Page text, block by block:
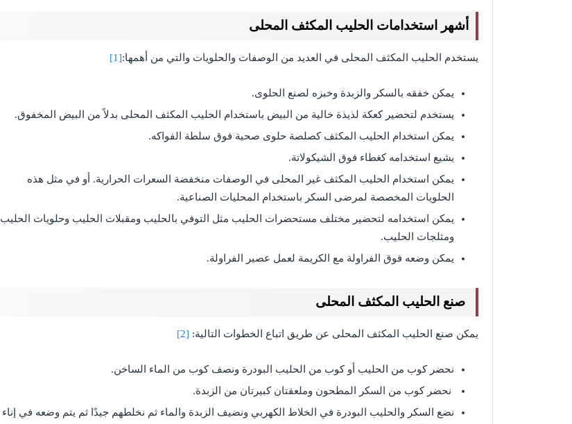
أشهر استخدامات الحليب المكثف المحلى
يستخدم الحليب المكثف المحلى في العديد من الوصفات والحلويات والتي من أهمها:[1]
يمكن خفقه بالسكر والزبدة وخبزه لصنع الحلوى.
يستخدم لتحضير كعكة لذيذة خالية من البيض باستخدام الحليب المكثف المحلى بدلاً من البيض المخفوق.
يمكن استخدام الحليب المكثف كصلصة حلوى صحية فوق سلطة الفواكه.
يشيع استخدامه كغطاء فوق الشيكولاتة.
يمكن استخدام الحليب المكثف غير المحلى في الوصفات منخفضة السعرات الحرارية. أو في مثل هذه
الحلويات المخصصة لمرضى السكر باستخدام المحليات الصناعية.
يمكن استخدامه لتحضير مختلف مستحضرات الحليب مثل التوفي بالحليب ومقبلات الحليب وحلويات الحليب
ومثلجات الحليب.
يمكن وضعه فوق الفراولة مع الكريمة لعمل عصير الفراولة.
صنع الحليب المكثف المحلى
يمكن صنع الحليب المكثف المحلى عن طريق اتباع الخطوات التالية: [2]
نحضر كوب من الحليب أو كوب من الحليب البودرة ونصف كوب من الماء الساخن.
نحضر كوب من السكر المطحون وملعقتان كبيرتان من الزبدة.
نضع السكر والحليب البودرة في الخلاط الكهربي ونضيف الزبدة والماء ثم نخلطهم جيدًا ثم يتم وضعه في إناء